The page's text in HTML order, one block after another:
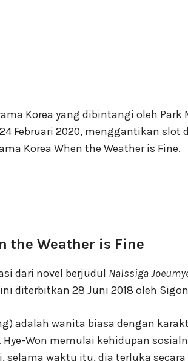
Korea yang dibintangi oleh Park
Februari 2020, menggantikan slot
Korea When the Weather is Fine.
the Weather is Fine
dari novel berjudul Nalssiga
ini diterbitkan 28 Juni 2018 oleh
adalah wanita biasa dengan
Won memulai kehidupan
waktu itu, dia terluka